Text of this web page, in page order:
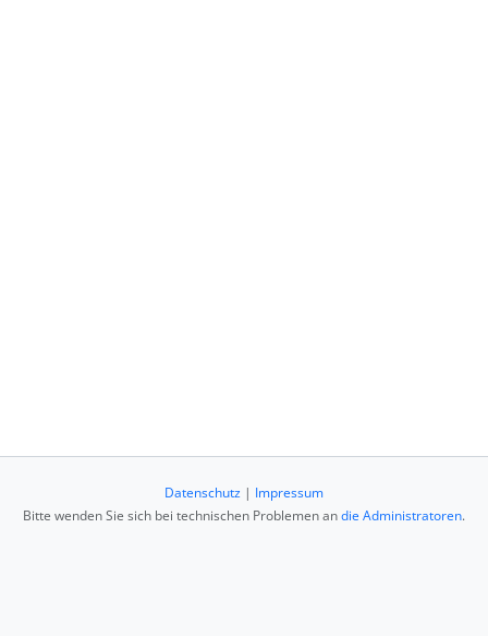
Datenschutz | Impressum
Bitte wenden Sie sich bei technischen Problemen andie Administratoren.